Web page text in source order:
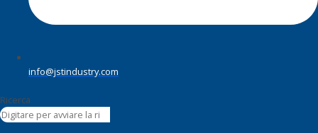
info@jstindustry.com
Ricerca